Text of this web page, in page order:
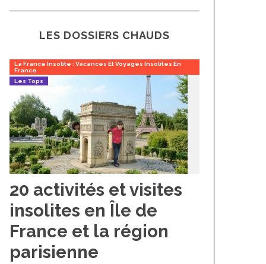
LES DOSSIERS CHAUDS
La France Insolite : Vacances Et Voyages Insolites En
France
Les Tops
20 activités et visites
insolites en Île de
France et la région
parisienne